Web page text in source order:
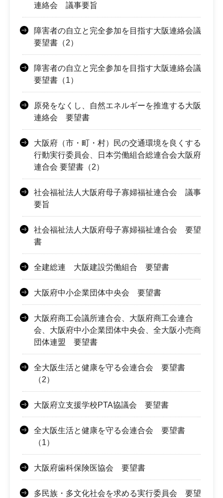
連絡会 議事要旨
障害者の自立と完全参加を目指す大阪連絡会議
要望書（2）
障害者の自立と完全参加を目指す大阪連絡会議
要望書（1）
原発をなくし、自然エネルギーを推進する大阪
連絡会 要望書
大阪府（市・町・村）民の交通環境を良くする
行動実行委員会、日本労働組合総連合会大阪府
連合会 要望書（2）
社会福祉法人大阪府母子寡婦福祉連合会 議事
要旨
社会福祉法人大阪府母子寡婦福祉連合会 要望
書
全建総連 大阪建設労働組合 要望書
大阪府中小企業団体中央会 要望書
大阪府商工会議所連合会、大阪府商工会連合
会、大阪府中小企業団体中央会、全大阪小売商
団体連盟 要望書
全大阪生活と健康を守る会連合会 要望書
（2）
大阪府立支援学校PTA協議会 要望書
全大阪生活と健康を守る会連合会 要望書
（1）
大阪府歯科保険医協会 要望書
多民族・多文化社会を求める実行委員会 要望